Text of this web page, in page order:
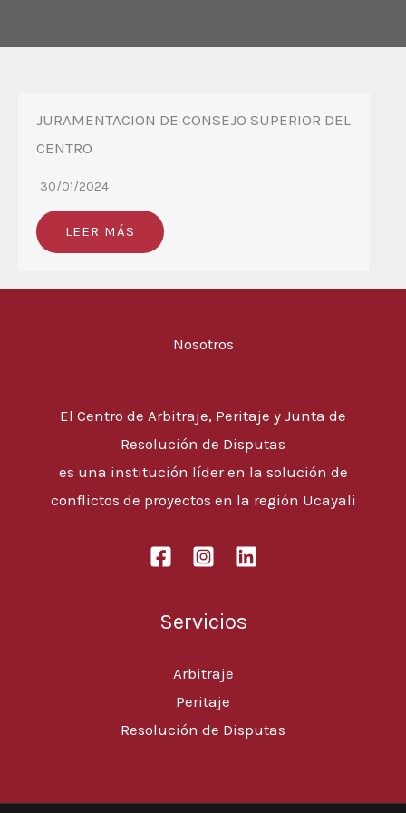
JURAMENTACION DE CONSEJO SUPERIOR DEL
CENTRO
30/01/2024
LEER MÁS
Nosotros
El Centro de Arbitraje, Peritaje y Junta de
Resolución de Disputas
es una institución líder en la solución de
conflictos de proyectos en la región Ucayali
Servicios
Arbitraje
Peritaje
Resolución de Disputas